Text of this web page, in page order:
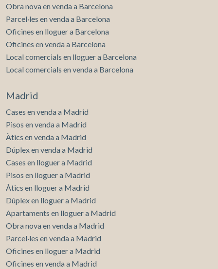
Obra nova en venda a Barcelona
Parcel·les en venda a Barcelona
Oficines en lloguer a Barcelona
Oficines en venda a Barcelona
Local comercials en lloguer a Barcelona
Local comercials en venda a Barcelona
Madrid
Cases en venda a Madrid
Pisos en venda a Madrid
Àtics en venda a Madrid
Dúplex en venda a Madrid
Cases en lloguer a Madrid
Pisos en lloguer a Madrid
Àtics en lloguer a Madrid
Dúplex en lloguer a Madrid
Apartaments en lloguer a Madrid
Obra nova en venda a Madrid
Parcel·les en venda a Madrid
Oficines en lloguer a Madrid
Oficines en venda a Madrid